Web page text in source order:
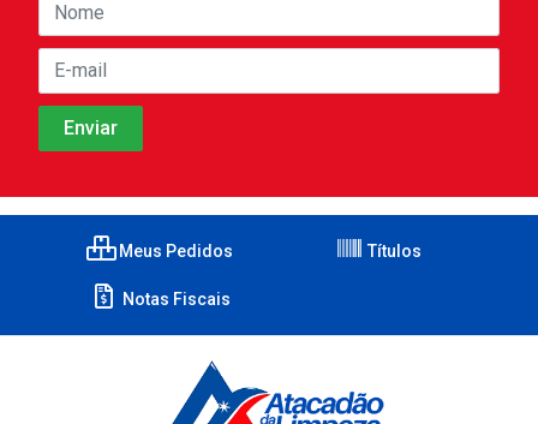
Meus Pedidos Títulos
Notas Fiscais